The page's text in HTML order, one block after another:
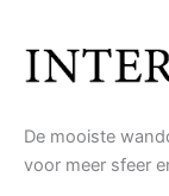
De mooiste
voor meer sfeer